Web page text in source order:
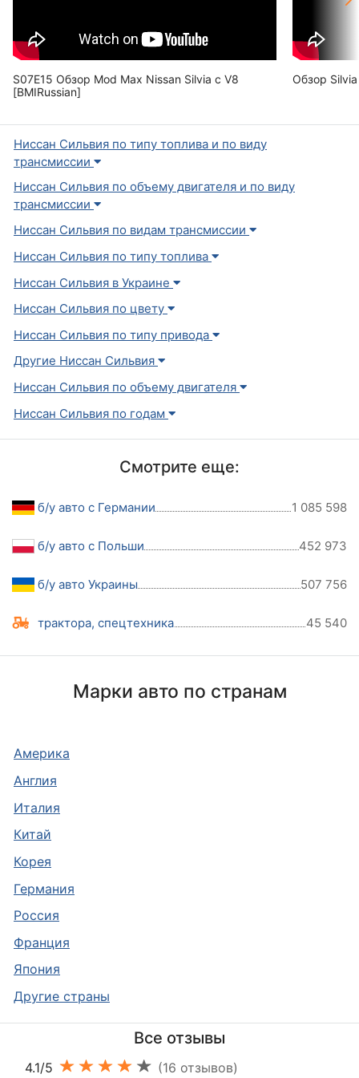
S07E15 Обзор Mod Max Nissan Silvia с V8
[BMIRussian]
Обзор
Ниссан Сильвия по типу топлива и по виду
трансмиссии
Ниссан Сильвия по объему двигателя и по виду
трансмиссии
Ниссан Сильвия по видам трансмиссии
Ниссан Сильвия по типу топлива
Ниссан Сильвия в Украине
Ниссан Сильвия по цвету
Ниссан Сильвия по типу привода
Другие Ниссан Сильвия
Ниссан Сильвия по объему двигателя
Ниссан Сильвия по годам
Смотрите еще:
б/у авто с Германии 1 085 598
б/у авто с Польши 452 973
б/у авто Украины 507 756
трактора, спецтехника 45 540
Марки авто по странам
Америка
Англия
Италия
Китай
Корея
Германия
Россия
Франция
Япония
Другие страны
Все отзывы
4.1/5 (16 отзывов)